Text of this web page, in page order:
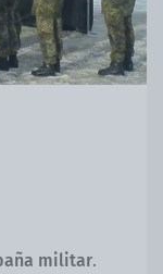
militar.